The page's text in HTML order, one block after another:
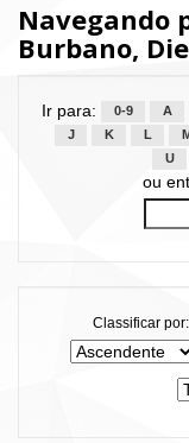
Navegando
Burbano,
Ir para: 0-9 A
J
K L M
U
ou
Classificar por: